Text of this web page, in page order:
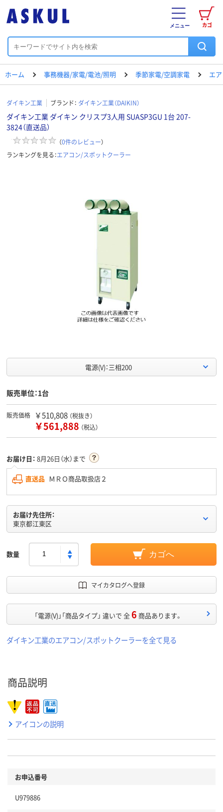
カゴ
メニュー
ホーム 事務機器/家電/電池/照明 季節家電/空調家電 エ
ダイキン工業 ブランド： ダイキン工業（DAIKIN）
ダイキン工業 ダイキン クリスプ3人用 SUASP3GU 1台 207-
3824（直送品）
（0件のレビュー）
ランキングを見る：エアコン/スポットクーラー
電源(V)：三相200
販売単位：1台
販売価格 ￥510,808 （税抜き）
￥561,888 （税込）
お届け日： 8月26日（水）まで
直送品 ＭＲＯ商品取扱店２
お届け先住所：
東京都江東区
数量 カゴへ
マイカタログへ登録
「電源(V)」「商品タイプ」 違いで 全6 商品あります。
ダイキン工業のエアコン/スポットクーラーを全て見る
商品説明
アイコンの説明
お申込番号
U979886